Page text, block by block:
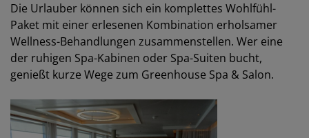
Die Urlauber können sich ein komplettes Wohlfühl-
Paket mit einer erlesenen Kombination erholsamer
Wellness-Behandlungen zusammenstellen. Wer eine
der ruhigen Spa-Kabinen oder Spa-Suiten bucht,
genießt kurze Wege zum Greenhouse Spa & Salon.